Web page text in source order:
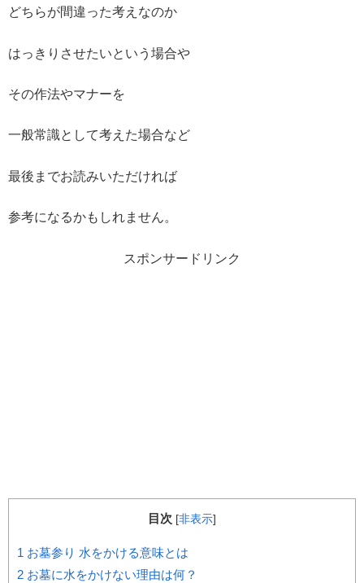
どちらが間違った考えなのか
はっきりさせたいという場合や
その作法やマナーを
一般常識として考えた場合など
最後までお読みいただければ
参考になるかもしれません。
スポンサードリンク
目次 [非表示]
1 お墓参り 水をかける意味とは
2 お墓に水をかけない理由は何？